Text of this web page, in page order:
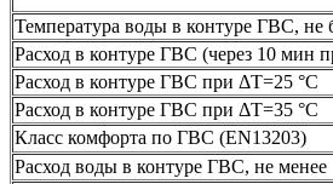
Температура воды в контуре ГВС, не
Расход в контуре ГВС (через 10 мин
Расход в контуре ГВС при ΔT=25 °C
Расход в контуре ГВС при ΔT=35 °C
Класс комфорта по ГВС (EN13203)
Расход воды в контуре ГВС, не менее